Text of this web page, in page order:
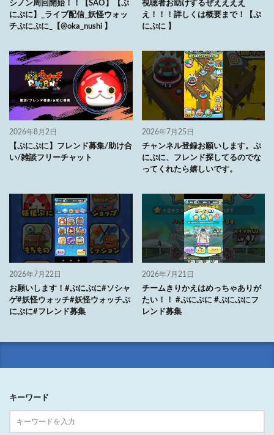
シノン周回開始！！【SAO】【ぷ
にぷに】_ライブ配信_妖怪ウォッ
チぷにぷに_【@oka_nushi 】
視聴者お助けするぜええええ
え！！！詳しくは概要まで！【ぷ
にぷに 】
2026年8月2日
【ぷにぷに】フレンド募集/助け合
い/雑談フリーチャット
2026年7月25日
チャンネル登録お願いします。ぷ
にぷに、フレンド探してるのでな
ってくれたら嬉しいです。
2026年7月22日
お願いします！#ぷにぷに#ソシャ
ゲ#妖怪ウォッチ#妖怪ウォッチぷ
にぷに#フレンド募集
2026年7月21日
チームきりかえはめっちゃありが
たい！！ #ぷにぷに #ぷにぷにフ
レンド募集
キーワード